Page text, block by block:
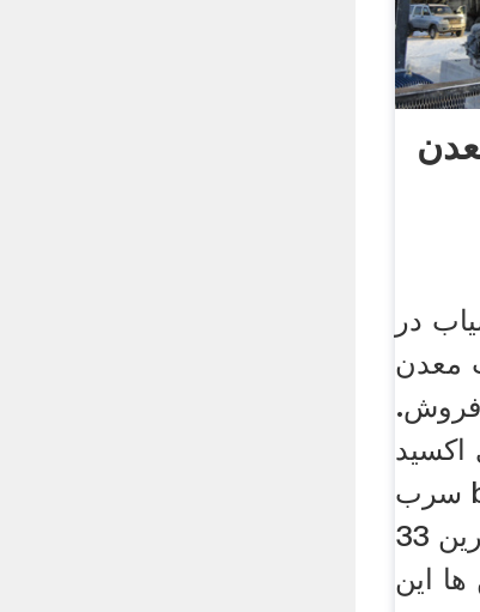
در
معدن
اکسید
سرب by marry marry li · 2
33 دریافت نقل قول بهترین
این